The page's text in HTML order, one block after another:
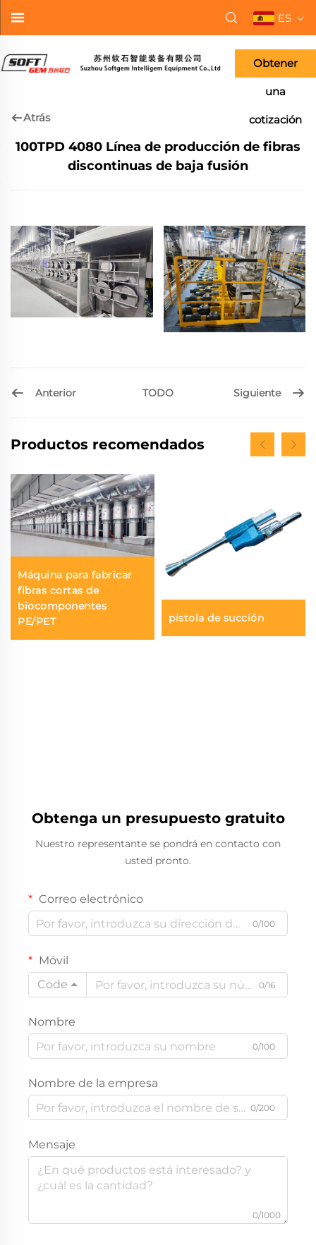
ES
Obtener
una
cotización
Atrás
100TPD 4080 Línea de producción de fibras
discontinuas de baja fusión
Anterior TODO Siguiente
Productos recomendados
Máquina para fabricar
fibras cortas de
biocomponentes
PE/PET
pistola de succión
Obtenga un presupuesto gratuito
Nuestro representante se pondrá en contacto con
usted pronto.
Correo electrónico
0/100
Móvil
Code
0/16
Nombre
0/100
Nombre de la empresa
0/200
Mensaje
0/1000